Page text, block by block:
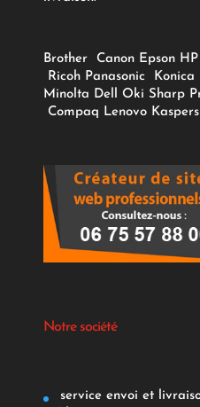
Brother Canon Epson HP
Ricoh Panasonic
Konica
Minolta Dell Oki Sharp
Compaq Lenovo
Notre société
service envoi et